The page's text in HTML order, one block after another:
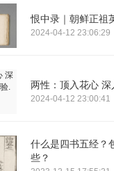
恨中录｜朝鲜正祖
2024-04-12 23:06:29
两性：顶入花心 深
2024-04-12 23:00:41
什么是四书五经？
些？